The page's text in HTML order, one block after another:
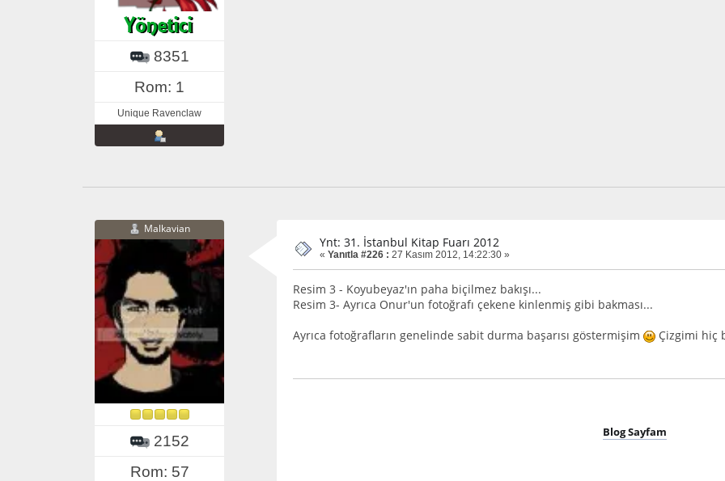
8351
Rom: 1
Unique Ravenclaw
Malkavian
2152
Rom: 57
Ynt: 31. İstanbul Kitap Fuarı 2012
« Yanıtla #226 : 27 Kasım 2012, 14:22:30 »
Resim 3 - Koyubeyaz'ın paha biçilmez bakışı...
Resim 3- Ayrıca Onur'un fotoğrafı çekene kinlenmiş gibi bakması...
Ayrıca fotoğrafların genelinde sabit durma başarısı göstermişim
Çizgimi hiç
Blog Sayfam